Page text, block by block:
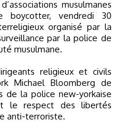
vendredi 30
organisé par la
par la police de
musulmane.
religieux et civils
Michael Bloomberg de
de la police new-yorkaise
le respect des libertés
anti-terroriste.